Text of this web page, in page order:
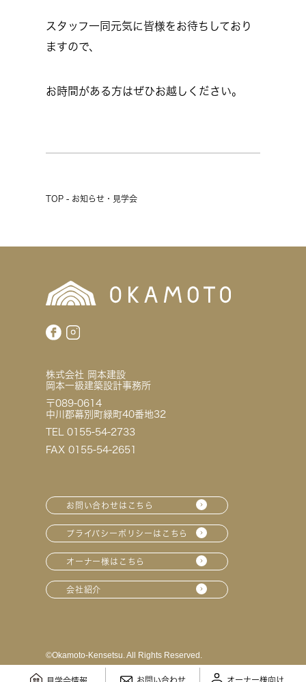
お問い合わせ オーナー様向け
スタッフ一同元気に皆様をお待ちしており
ますので、
お時間がある方はぜひお越しください。
TOP - お知らせ・見学会
株式会社 岡本建設
岡本一級建築設計事務所
〒089-0614
中川郡幕別町緑町40番地32
TEL 0155-54-2733
FAX 0155-54-2651
お問い合わせはこちら
プライバシーポリシーはこちら
オーナー様はこちら
会社紹介
©︎Okamoto-Kensetsu. All Rights Reserved.